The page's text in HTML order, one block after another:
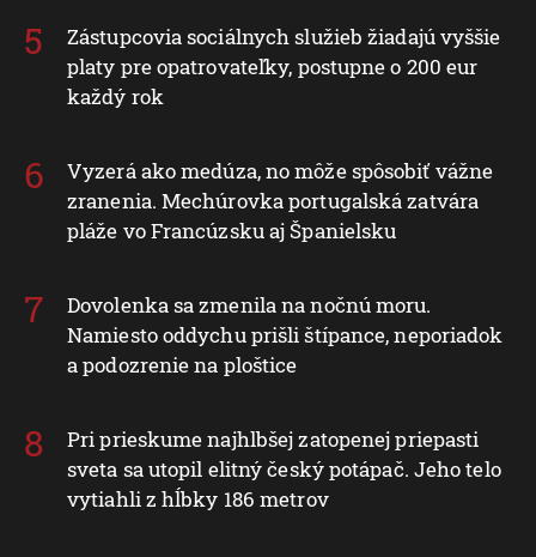
Zástupcovia sociálnych služieb žiadajú vyššie
platy pre opatrovateľky, postupne o 200 eur
každý rok
Vyzerá ako medúza, no môže spôsobiť vážne
zranenia. Mechúrovka portugalská zatvára
pláže vo Francúzsku aj Španielsku
Dovolenka sa zmenila na nočnú moru.
Namiesto oddychu prišli štípance, neporiadok
a podozrenie na ploštice
Pri prieskume najhlbšej zatopenej priepasti
sveta sa utopil elitný český potápač. Jeho telo
vytiahli z hĺbky 186 metrov